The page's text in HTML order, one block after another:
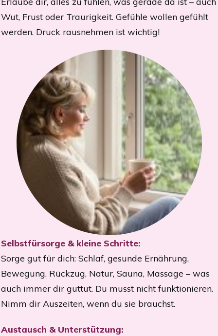
Wut, Frust oder Traurigkeit. Gefühle wollen gefühlt
werden. Druck rausnehmen ist wichtig!
Selbstfürsorge & kleine Schritte:
Sorge gut für dich: Schlaf, gesunde Ernährung,
Bewegung, Rückzug, Natur, Sauna, Massage – was
auch immer dir guttut. Du musst nicht funktionieren.
Nimm dir Auszeiten, wenn du sie brauchst.
Austausch & Unterstützung: